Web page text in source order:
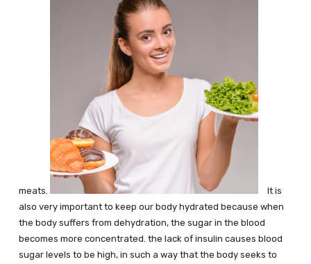
meats.
It is
also very important to keep our body hydrated because when
the body suffers from dehydration, the sugar in the blood
becomes more concentrated. the lack of insulin causes blood
sugar levels to be high, in such a way that the body seeks to